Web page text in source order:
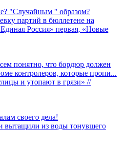
"Случайным " образом?
партий в бюллетене на
Россия» первая, «Новые
понятно, что бордюр должен
контролеров, которые пропи...
и утопают в грязи» //
своего дела!
вытащили из воды тонувшего